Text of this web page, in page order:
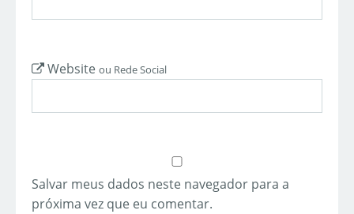
Website ou Rede Social
Salvar meus dados neste navegador para a
próxima vez que eu comentar.